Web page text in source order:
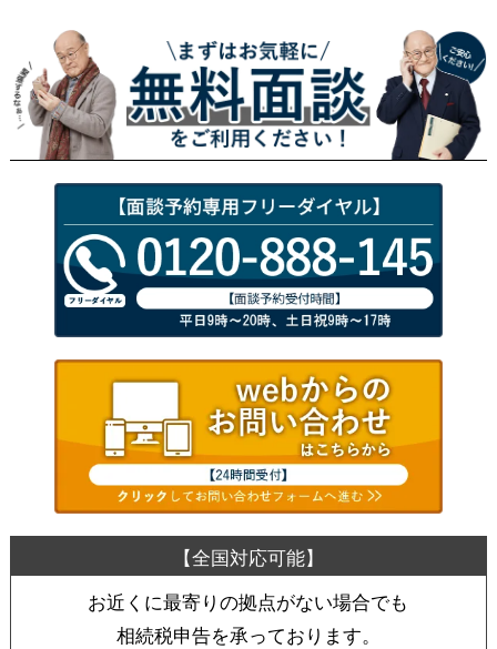
お近くに最寄りの拠点がない場合でも
相続税申告を承っております。